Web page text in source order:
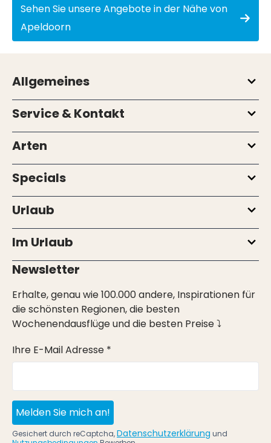
Sehen Sie unsere Angebote in der Nähe von
Apeldoorn
Allgemeines
Service & Kontakt
Arten
Specials
Urlaub
Im Urlaub
Newsletter
Erhalte, genau wie 100.000 andere, Inspirationen für
die schönsten Regionen, die besten
Wochenendausflüge und die besten Preise ⤵
Ihre E-Mail Adresse *
Melden Sie mich an!
Gesichert durch reCaptcha,Datenschutzerklärung und